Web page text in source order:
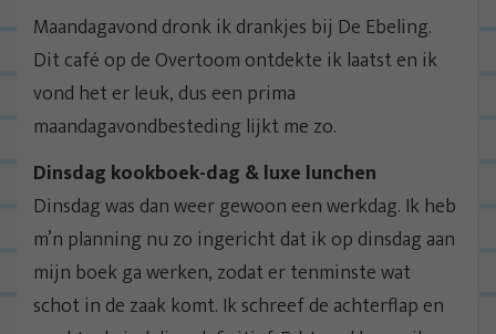
Maandagavond dronk ik drankjes bij De Ebeling.
Dit café op de Overtoom ontdekte ik laatst en ik
vond het er leuk, dus een prima
maandagavondbesteding lijkt me zo.
Dinsdag kookboek-dag & luxe lunchen
Dinsdag was dan weer gewoon een werkdag. Ik heb
m’n planning nu zo ingericht dat ik op dinsdag aan
mijn boek ga werken, zodat er tenminste wat
schot in de zaak komt. Ik schreef de achterflap en